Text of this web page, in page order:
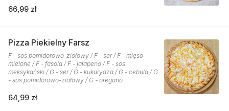
66,99 zł
Pizza Piekielny Farsz
F - sos pomidorowo-ziołowy / F - ser / F - mięso
mielone / F - fasola / F - jałapeno / F - sos
meksykański / G - ser / G - kukurydza / G - cebula / G
- sos pomidorowo-ziołowy / G - oregano
64,99 zł